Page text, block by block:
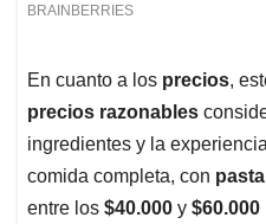
En cuanto a los precios,
precios razonables
ingredientes y la
comida completa, con
entre los $40.000 y $60.000